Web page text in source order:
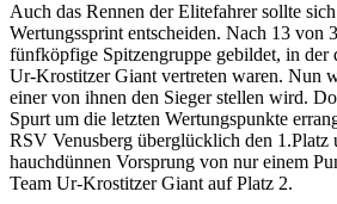
Auch das Rennen der Elitefahrer sollte
Wertungssprint entscheiden. Nach 13 von
fünfköpfige Spitzengruppe gebildet, in der
Ur-Krostitzer Giant vertreten waren. Nun
einer von ihnen den Sieger stellen wird.
Spurt um die letzten Wertungspunkte
RSV Venusberg überglücklich den 1.Platz
hauchdünnen Vorsprung von nur einem
Team Ur-Krostitzer Giant auf Platz 2.